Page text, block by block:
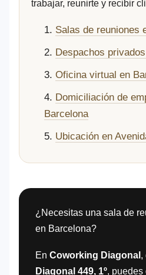
trabajar, reunirte y recibir
Salas de reuniones
Despachos
Oficina virtual en
Domiciliación de
Barcelona
Ubicación en
¿Necesitas una sala de
en Barcelona?
En Coworking Diagonal ,
Diagonal 449, 1º, puedes